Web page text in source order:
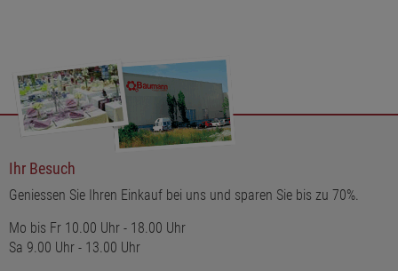
Ihr Besuch
Geniessen Sie Ihren Einkauf bei uns und sparen Sie bis zu 70%.
Mo bis Fr 10.00 Uhr - 18.00 Uhr
Sa 9.00 Uhr - 13.00 Uhr